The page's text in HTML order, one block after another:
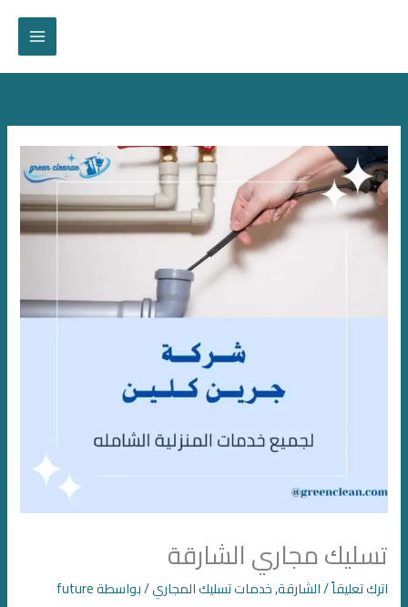
تسليك مجاري الشارقة
اترك تعليقاً/الشارقة,خدمات تسليك المجاري/ بواسطةfuture